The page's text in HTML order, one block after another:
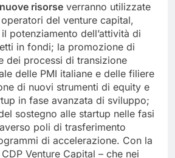
nuove risorse verranno utilizzate
del venture capital,
potenziamento dell’attività di
in fondi; la promozione di
dei processi di transizione
delle PMI italiane e delle filiere
di nuovi strumenti di equity e
in fase avanzata di sviluppo;
sostegno alle startup nelle fasi
poli di trasferimento
di accelerazione. Con la
Venture Capital – che nei